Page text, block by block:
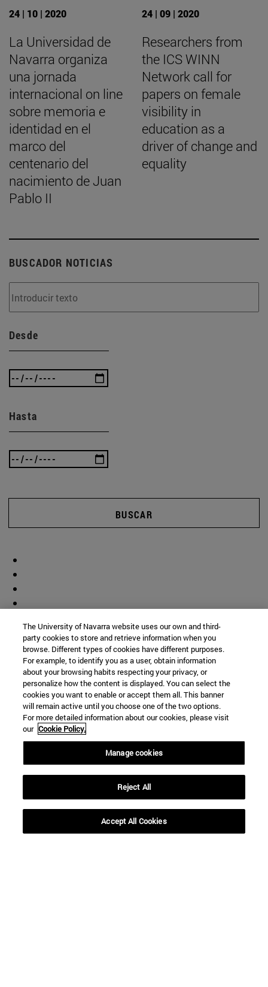
24 | 10 | 2020
La Universidad de
Navarra organiza
una jornada
internacional on line
sobre memoria e
identidad en el
marco del
centenario del
nacimiento de Juan
Pablo II
24 | 09 | 2020
Researchers from
the ICS WINN
Network call for
papers on female
visibility in
education as a
driver of change and
equality
BUSCADOR NOTICIAS
Desde
Hasta
BUSCAR
Accesos directos
(abre en nueva ventana)
The University of Navarra website uses our own and third-
party cookies to store and retrieve information when you
browse. Different types of cookies have different purposes.
For example, to identify you as a user, obtain information
about your browsing habits respecting your privacy, or
personalize how the content is displayed. You can select the
cookies you want to enable or accept them all. This banner
will remain active until you choose one of the two options.
For more detailed information about our cookies, please visit
our Cookie Policy.
Manage cookies
Reject All
Accept All Cookies